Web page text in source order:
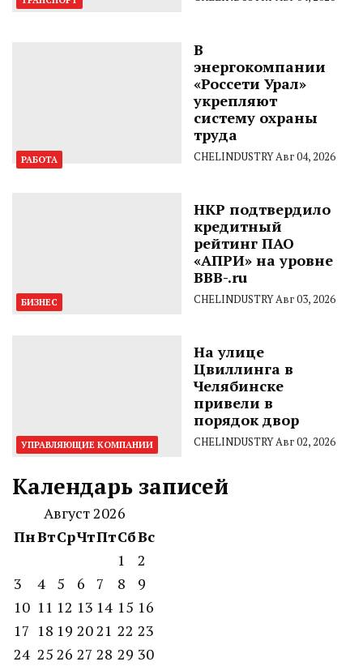
РАБОТА
В
энергокомпании
«Россети Урал»
укрепляют
систему охраны
труда
CHELINDUSTRYАвг 04, 2026
БИЗНЕС
НКР подтвердило
кредитный
рейтинг ПАО
«АПРИ» на уровне
BBB-.ru
CHELINDUSTRYАвг 03, 2026
УПРАВЛЯЮЩИЕ КОМПАНИИ
На улице
Цвиллинга в
Челябинске
привели в
порядок двор
CHELINDUSTRYАвг 02, 2026
Календарь записей
Август 2026
ПнВтСрЧтПтСбВс
1
2
3
4 5 6 7 8
9
10 11 12 13 14 15 16
17 18 19 2021 22 23
24 25 26 27 28 29 30